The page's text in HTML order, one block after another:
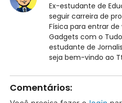
Ex-estudante de
seguir carreira de
Física para entrar
Gadgets com o
estudante de
seja bem-vindo ao
Comentários: